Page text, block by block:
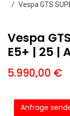
Vespa GTS
Vespa
E5+ | 25 |
5.990,00 €
Anfrage